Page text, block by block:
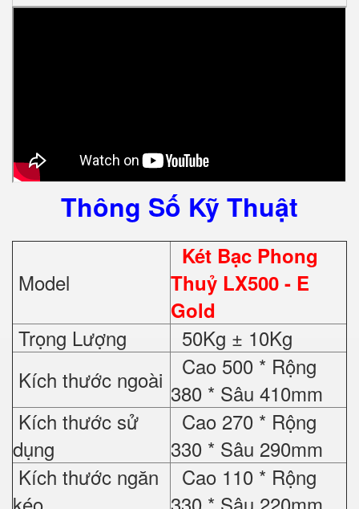
Thông Số Kỹ Thuật
Model
Két Bạc Phong
Thuỷ LX500 - E
Gold
Trọng Lượng
50Kg ± 10Kg
Kích thước ngoài
Cao 500 * Rộng
380 * Sâu 410mm
Kích thước sử
dụng
Cao 270 * Rộng
330 * Sâu 290mm
Kích thước ngăn
Cao 110 * Rộng